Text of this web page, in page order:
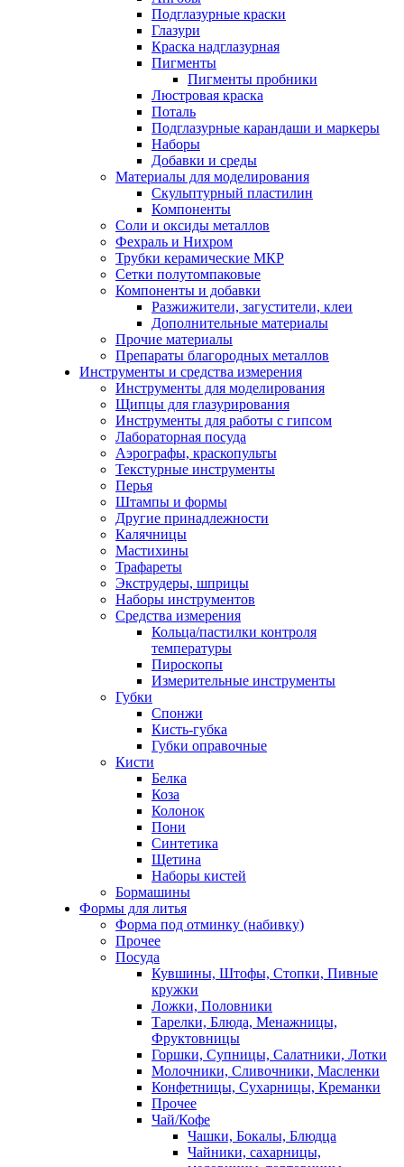
Подглазурные краски
Глазури
Краска надглазурная
Пигменты
Пигменты пробники
Люстровая краска
Поталь
Подглазурные карандаши и маркеры
Наборы
Добавки и среды
Материалы для моделирования
Скульптурный пластилин
Компоненты
Соли и оксиды металлов
Фехраль и Нихром
Трубки керамические МКР
Сетки полутомпаковые
Компоненты и добавки
Разжижители, загустители, клеи
Дополнительные материалы
Прочие материалы
Препараты благородных металлов
Инструменты и средства измерения
Инструменты для моделирования
Щипцы для глазурирования
Инструменты для работы с гипсом
Лабораторная посуда
Аэрографы, краскопульты
Текстурные инструменты
Перья
Штампы и формы
Другие принадлежности
Калячницы
Мастихины
Трафареты
Экструдеры, шприцы
Наборы инструментов
Средства измерения
Кольца/пастилки контроля
температуры
Пироскопы
Измерительные инструменты
Губки
Спонжи
Кисть-губка
Губки оправочные
Кисти
Белка
Коза
Колонок
Пони
Синтетика
Щетина
Наборы кистей
Бормашины
Формы для литья
Форма под отминку (набивку)
Прочее
Посуда
Кувшины, Штофы, Стопки, Пивные
кружки
Ложки, Половники
Тарелки, Блюда, Менажницы,
Фруктовницы
Горшки, Супницы, Салатники, Лотки
Молочники, Сливочники, Масленки
Конфетницы, Сухарницы, Креманки
Прочее
Чай/Кофе
Чашки, Бокалы, Блюдца
Чайники, сахарницы,